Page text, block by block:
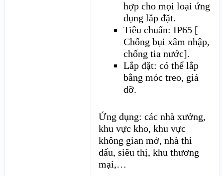
hợp cho mọi loại ứng
dụng lắp đặt.
Tiêu chuẩn: IP65 [
Chống bụi xâm nhập,
chống tia nước].
Lắp đặt: có thể lắp
bằng móc treo, giá
đỡ.
Ứng dụng: các nhà xưởng,
khu vực kho, khu vực
không gian mở, nhà thi
đấu, siêu thị, khu thương
mại,…